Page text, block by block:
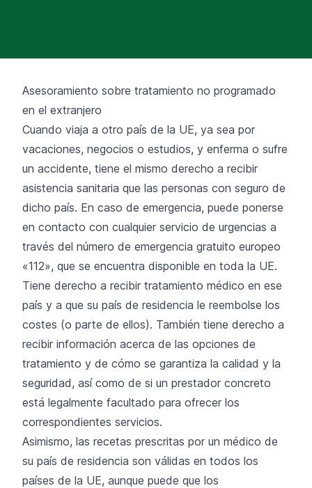
Asesoramiento sobre tratamiento no programado
en el extranjero
Cuando viaja a otro país de la UE, ya sea por
vacaciones, negocios o estudios, y enferma o sufre
un accidente, tiene el mismo derecho a recibir
asistencia sanitaria que las personas con seguro de
dicho país. En caso de emergencia, puede ponerse
en contacto con cualquier servicio de urgencias a
través del número de emergencia gratuito europeo
«112», que se encuentra disponible en toda la UE.
Tiene derecho a recibir tratamiento médico en ese
país y a que su país de residencia le reembolse los
costes (o parte de ellos). También tiene derecho a
recibir información acerca de las opciones de
tratamiento y de cómo se garantiza la calidad y la
seguridad, así como de si un prestador concreto
está legalmente facultado para ofrecer los
correspondientes servicios.
Asimismo, las recetas prescritas por un médico de
su país de residencia son válidas en todos los
países de la UE, aunque puede que los